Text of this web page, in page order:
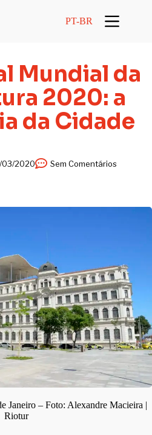
PT-BR
Mundial da
2020: a
da Cidade
03/2020 Sem Comentários
Janeiro – Foto: Alexandre Macieira |
Riotur